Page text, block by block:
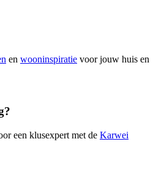
en wooninspiratie voor jouw huis en
een klusexpert met de Karwei